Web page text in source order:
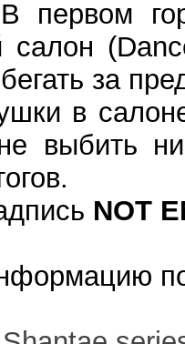
первом
салон
за
в
выбить
NOT
по